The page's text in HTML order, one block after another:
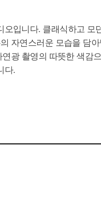
입니다. 클래식하고 모
자연스러운 모습을 담
광 촬영의 따뜻한 색감
다.